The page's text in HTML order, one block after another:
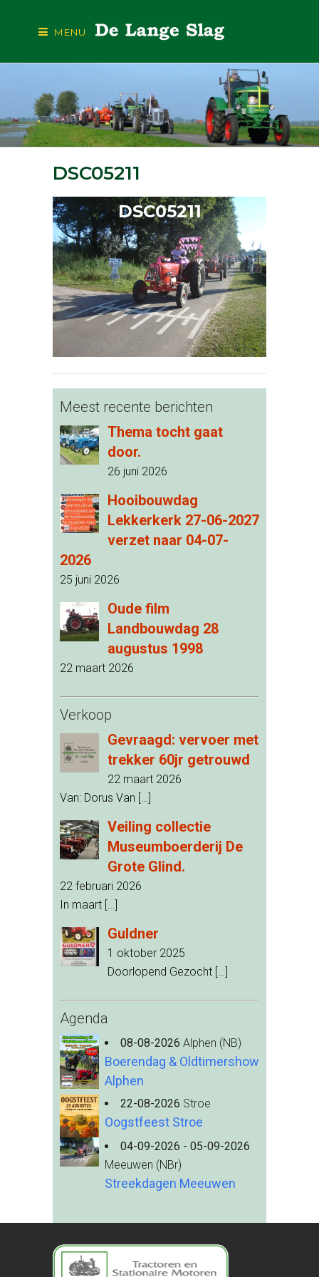
MENU
DSC05211
DSC05211
Meest recente berichten
Thema tocht gaat
door.
26 juni 2026
Hooibouwdag
Lekkerkerk 27-06-2027
verzet naar 04-07-
2026
25 juni 2026
Oude film
Landbouwdag 28
augustus 1998
22 maart 2026
Verkoop
Gevraagd: vervoer met
trekker 60jr getrouwd
22 maart 2026
Van: Dorus Van […]
Veiling collectie
Museumboerderij De
Grote Glind.
22 februari 2026
In maart […]
Guldner
1 oktober 2025
Doorlopend Gezocht […]
Agenda
08-08-2026 Alphen (NB)
Boerendag & Oldtimershow
Alphen
22-08-2026 Stroe
Oogstfeest Stroe
04-09-2026 - 05-09-2026
Meeuwen (NBr)
Streekdagen Meeuwen